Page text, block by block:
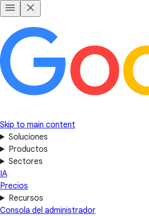
Skip to main content
Soluciones
Productos
Sectores
IA
Precios
Recursos
Consola del administrador